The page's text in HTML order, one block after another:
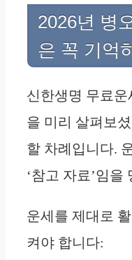
2026년 병
은 꼭 기억
신한생명 무료운
을 미리 살펴보
할 차례입니다.
‘참고 자료’임을
운세를 제대로
켜야 합니다: